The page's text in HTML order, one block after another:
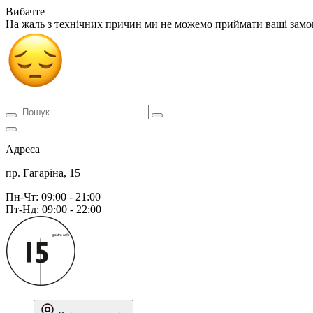
Вибачте
На жаль з технічних причин ми не можемо приймати ваші
Адреса
пр. Гагаріна, 15
Пн-Чт: 09:00 - 21:00
Пт-Нд: 09:00 - 22:00